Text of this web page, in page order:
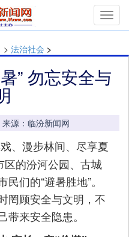
> 法治社会 >
” 勿忘安全与
源：临汾新闻网
、漫步林间、尽享夏
的汾河公园、古城
们的“避暑胜地”。
罔顾安全与文明，不
来安全隐患。